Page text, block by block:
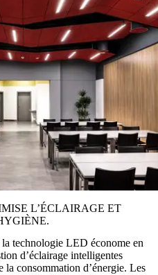
L’ÉCLAIRAGE ET
technologie LED économe en
d’éclairage intelligentes
consommation d’énergie. Les